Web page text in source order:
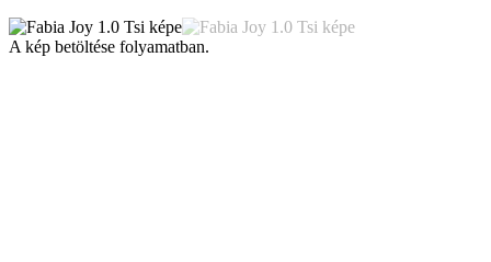
A kép betöltése folyamatban.